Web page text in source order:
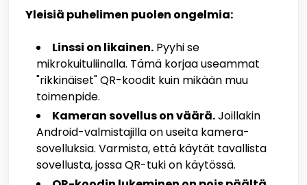
Yleisiä puhelimen puolen ongelmia:
Linssi on likainen. Pyyhi se
mikrokuituliinalla. Tämä korjaa useammat
"rikkinäiset" QR-koodit kuin mikään muu
toimenpide.
Kameran sovellus on väärä.Joillakin
Android-valmistajilla on useita kamera­
sovelluksia. Varmista, että käytät tavallista
sovellusta, jossa QR-tuki on käytössä.